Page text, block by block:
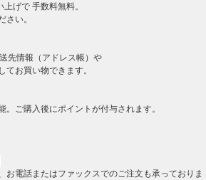
げで 手数料無料。
さい。
先情報（アドレス帳）や
てお買い物できます。
。ご購入後にポイントが付与されます。
お電話またはファックスでのご注文も承っておりま